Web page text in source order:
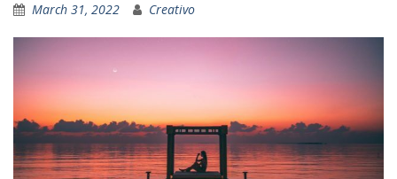
:
March 31, 2022 Creativo